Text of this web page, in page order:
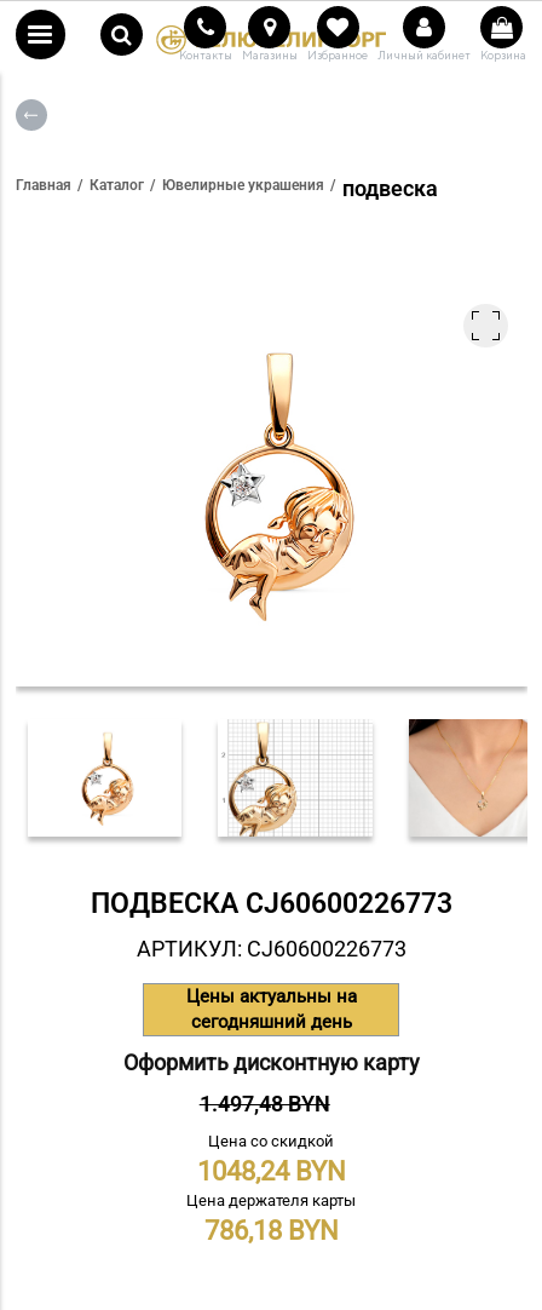
Контакты Магазины Избранное Личный кабинет Корзина
Главная Каталог Ювелирные украшения подвеска
ПОДВЕСКА СJ60600226773
АРТИКУЛ: СJ60600226773
Цены актуальны на
сегодняшний день
Оформить дисконтную карту
1.497,48 BYN
Цена со скидкой
1048,24
Цена держателя карты
786,18